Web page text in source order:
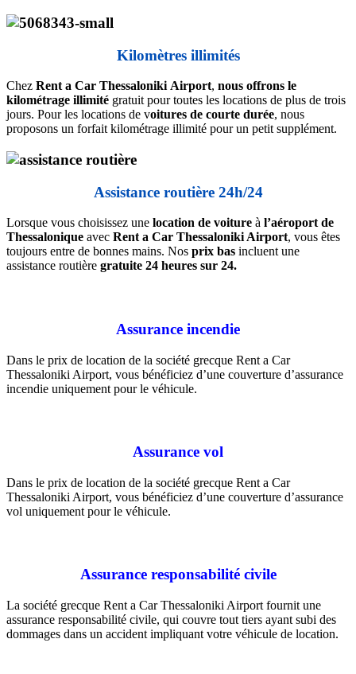
Kilomètres illimités
Chez Rent a Car Thessaloniki Airport, nous offrons le
kilométrage illimité gratuit pour toutes les locations de plus de trois
jours. Pour les locations de voitures de courte durée, nous
proposons un forfait kilométrage illimité pour un petit supplément.
Assistance routière 24h/24
Lorsque vous choisissez une location de voiture à l’aéroport de
Thessalonique avec Rent a Car Thessaloniki Airport, vous êtes
toujours entre de bonnes mains. Nos prix bas incluent une
assistance routière gratuite 24 heures sur 24.
Assurance incendie
Dans le prix de location de la société grecque Rent a Car
Thessaloniki Airport, vous bénéficiez d’une couverture d’assurance
incendie uniquement pour le véhicule.
Assurance vol
Dans le prix de location de la société grecque Rent a Car
Thessaloniki Airport, vous bénéficiez d’une couverture d’assurance
vol uniquement pour le véhicule.
Assurance responsabilité civile
La société grecque Rent a Car Thessaloniki Airport fournit une
assurance responsabilité civile, qui couvre tout tiers ayant subi des
dommages dans un accident impliquant votre véhicule de location.